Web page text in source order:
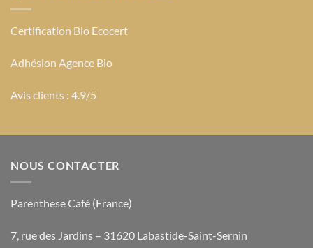
Certification Bio Ecocert
Adhésion Agence Bio
Avis clients : 4.9/5
NOUS CONTACTER
Parenthese Café (France)
7, rue des Jardins – 31620 Labastide-Saint-Sernin